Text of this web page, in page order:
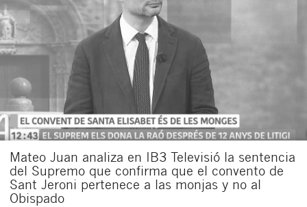
Mateo Juan analiza en IB3 Televisió la sentencia
del Supremo que confirma que el convento de
Sant Jeroni pertenece a las monjas y no al
Obispado